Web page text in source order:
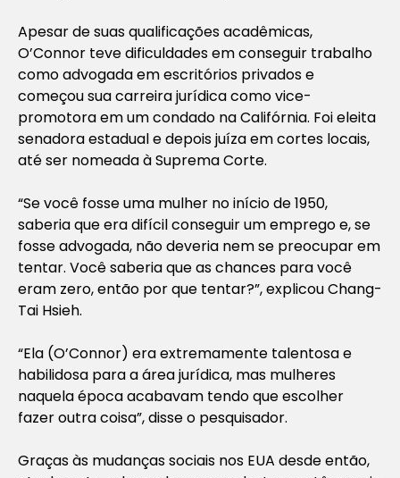
Apesar de suas qualificações acadêmicas,
O’Connor teve dificuldades em conseguir trabalho
como advogada em escritórios privados e
começou sua carreira jurídica como vice-
promotora em um condado na Califórnia. Foi eleita
senadora estadual e depois juíza em cortes locais,
até ser nomeada à Suprema Corte.
“Se você fosse uma mulher no início de 1950,
saberia que era difícil conseguir um emprego e, se
fosse advogada, não deveria nem se preocupar em
tentar. Você saberia que as chances para você
eram zero, então por que tentar?”, explicou Chang-
Tai Hsieh.
“Ela (O’Connor) era extremamente talentosa e
habilidosa para a área jurídica, mas mulheres
naquela época acabavam tendo que escolher
fazer outra coisa”, disse o pesquisador.
Graças às mudanças sociais nos EUA desde então,